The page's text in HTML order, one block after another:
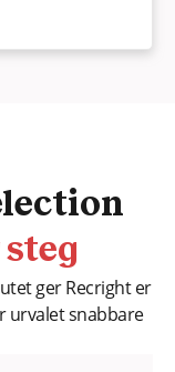
ger Recright er
urvalet snabbare